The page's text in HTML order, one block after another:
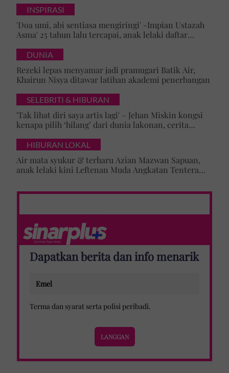
INSPIRASI
'Doa umi, abi sentiasa mengiringi' -Impian Ustazah
Asma' 25 tahun lalu tercapai, anak lelaki daftar
DUNIA
Rezeki lepas menyamar jadi pramugari Batik Air,
Khairun Nisya ditawar latihan akademi penerbangan
SELEBRITI & HIBURAN
'Tak lihat diri saya artis lagi' – Jehan Miskin kongsi
kenapa pilih ‘hilang’ dari dunia lakonan, cerita
HIBURAN LOKAL
Air mata syukur & terharu Azian Mazwan Sapuan,
anak lelaki kini Leftenan Muda Angkatan Tentera
Dapatkan berita dan info menarik
Terma dan syarat serta polisi peribadi.